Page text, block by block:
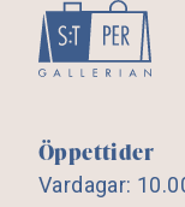
Öppettider
Vardagar: